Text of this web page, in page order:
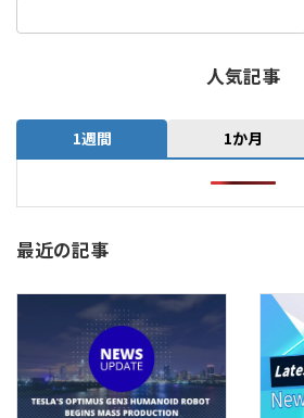
人気記事
1週間 1か月
最近の記事